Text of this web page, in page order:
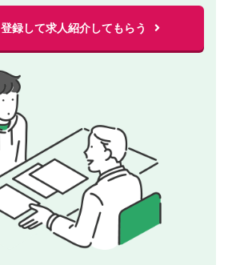
登録して求人紹介してもらう